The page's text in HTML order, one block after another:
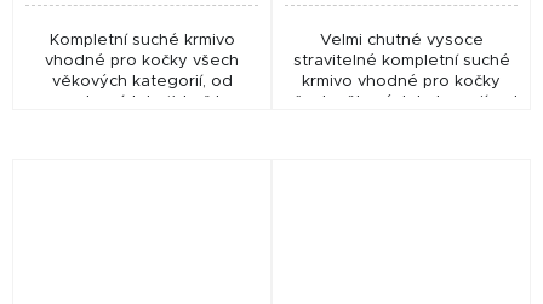
Kompletní suché krmivo
vhodné pro kočky všech
věkových kategorií, od
Velmi chutné vysoce
stravitelné kompletní suché
krmivo vhodné pro kočky